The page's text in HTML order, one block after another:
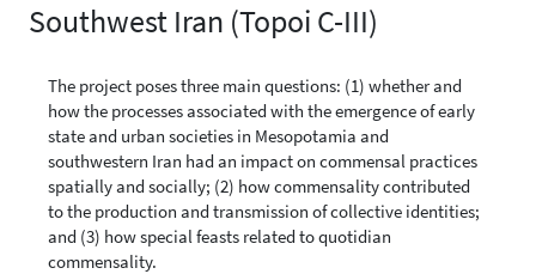
Southwest Iran (Topoi C-III)
The project poses three main questions: (1) whether and
how the processes associated with the emergence of early
state and urban societies in Mesopotamia and
southwestern Iran had an impact on commensal practices
spatially and socially; (2) how commensality contributed
to the production and transmission of collective identities;
and (3) how special feasts related to quotidian
commensality.